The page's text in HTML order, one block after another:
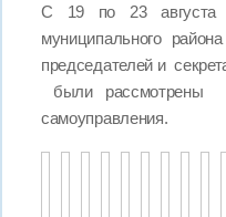
С 19 по 23 августа
муниципального
председателей и
были рассмотрены
самоуправления.